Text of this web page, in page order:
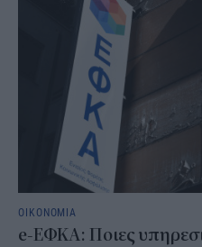
ΟΙΚΟΝΟΜΙΑ
e-ΕΦΚΑ: Ποιες